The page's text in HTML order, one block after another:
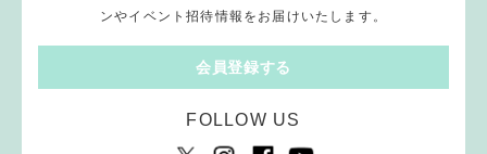
ンやイベント招待情報をお届けいたします。
会員登録する
FOLLOW US